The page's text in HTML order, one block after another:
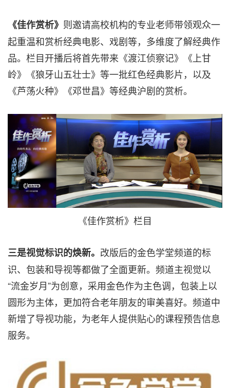
《佳作赏析》 则邀请高校机构的专业老师带领观众一
起重温和赏析经典电影、戏剧等，多维度了解经典作
品。栏目开播后将首先带来《渡江侦察记》《上甘
岭》《狼牙山五壮士》等一批红色经典影片，以及
《芦荡火种》《邓世昌》等经典沪剧的赏析。
《佳作赏析》栏目
三是视觉标识的焕新。 改版后的金色学堂频道的标
识、包装和导视等都做了全面更新。频道主视觉以
“流金岁月”为创意，采用金色作为主色调，包装上以
圆形为主体，更加符合老年朋友的审美喜好。频道中
新增了导视功能，为老年人提供贴心的课程预告信息
服务。